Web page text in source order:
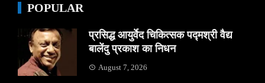
POPULAR
प्रसिद्ध आयुर्वेद चिकित्सक पद्मश्री वैद्य
बालेंदु प्रकाश का निधन
August 7, 2026